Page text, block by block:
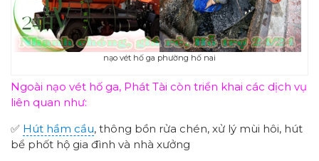
nạo vét hố ga phường hố nai
Ngoài nạo vét hố ga, Phát Tài còn triển khai các dịch vụ
liên quan như:
✅ Hút hầm cầu, thông bồn rửa chén, xử lý mùi hôi, hút
bể phốt hộ gia đình và nhà xưởng